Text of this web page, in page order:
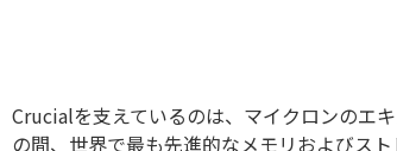
Crucialを支えているのは、マイクロンのエ
の間、世界で最も先進的なメモリおよびス